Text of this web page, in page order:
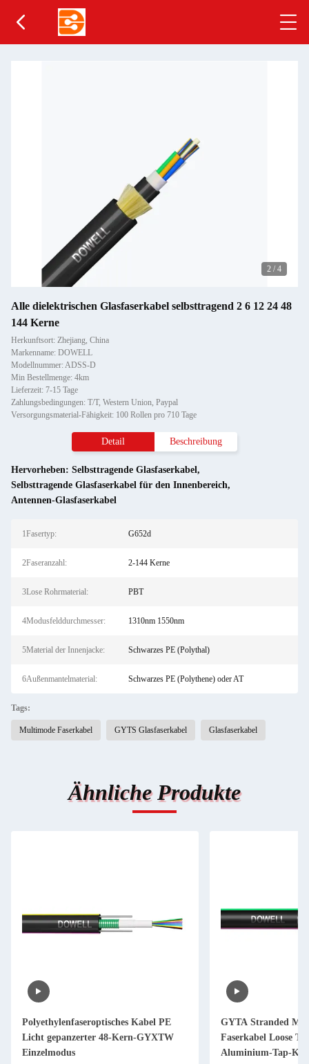
2 / 4
Alle dielektrischen Glasfaserkabel selbsttragend 2 6 12 24 48
144 Kerne
Herkunftsort: Zhejiang, China
Markenname: DOWELL
Modellnummer: ADSS-D
Min Bestellmenge: 4km
Lieferzeit: 7-15 Tage
Zahlungsbedingungen: T/T, Western Union, Paypal
Versorgungsmaterial-Fähigkeit: 100 Rollen pro 710 Tage
Detail Beschreibung
Hervorheben: Selbsttragende Glasfaserkabel,
Selbsttragende Glasfaserkabel für den Innenbereich,
Antennen-Glasfaserkabel
1Fasertyp: G652d
2Faseranzahl: 2-144 Kerne
3Lose Rohrmaterial: PBT
4Modusfelddurchmesser: 1310nm 1550nm
5Material der Innenjacke: Schwarzes PE (Polythal)
6Außenmantelmaterial: Schwarzes PE (Polythene) oder AT
Tags:
Multimode Faserkabel GYTS Glasfaserkabel Glasfaserkabel
Ähnliche Produkte
Polyethylenfaseroptisches Kabel PE
Licht gepanzerter 48-Kern-GYXTW
Einzelmodus
GYTA Stranded
Faserkabel Loose
Aluminium-Tap-